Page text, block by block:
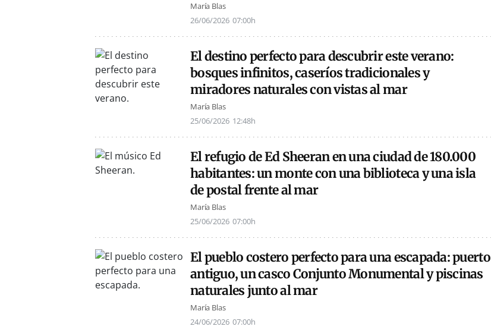
María Blas
26/06/2026 07:00h
El destino perfecto para descubrir este verano:
bosques infinitos, caseríos tradicionales y
miradores naturales con vistas al mar
María Blas
25/06/2026 12:48h
El refugio de Ed Sheeran en una ciudad de 180.000
habitantes: un monte con una biblioteca y una isla
de postal frente al mar
María Blas
25/06/2026 07:00h
El pueblo costero perfecto para una escapada: puerto
antiguo, un casco Conjunto Monumental y piscinas
naturales junto al mar
María Blas
24/06/2026 07:00h